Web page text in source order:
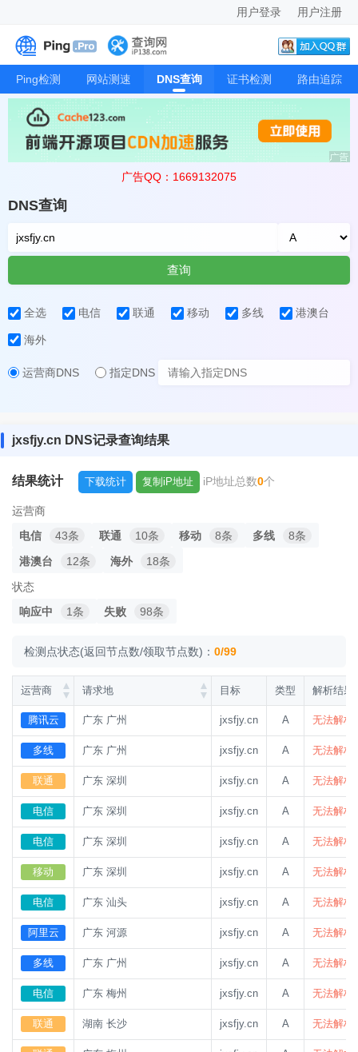
用户登录 用户注册
Ping检测 网站测速 DNS查询 证书检测 路由追踪
广告QQ：1669132075
DNS查询
查询
全选 电信 联通 移动 多线 港澳台
海外
运营商DNS 指定DNS
jxsfjy.cn DNS记录查询结果
结果统计 下载统计 复制iP地址 iP地址总数0个
运营商
电信
43条 联通 10条 移动 8条 多线
8条
港澳台
12条 海外
18条
状态
响应中
1条 失败 98条
检测点状态(返回节点数/领取节点数)： 0/99
运营商 请求地 目标 类型 解析结果
腾讯云 广东 广州 jxsfjy.cn A 无法解析
多线 广东 广州 jxsfjy.cn A 无法解析
联通 广东 深圳 jxsfjy.cn A 无法解析
电信 广东 深圳 jxsfjy.cn A 无法解析
电信 广东 深圳 jxsfjy.cn A 无法解析
移动 广东 深圳 jxsfjy.cn A 无法解析
电信 广东 汕头 jxsfjy.cn A 无法解析
阿里云 广东 河源 jxsfjy.cn A 无法解析
多线 广东 广州 jxsfjy.cn A 无法解析
电信 广东 梅州 jxsfjy.cn A 无法解析
联通 湖南 长沙 jxsfjy.cn A 无法解析